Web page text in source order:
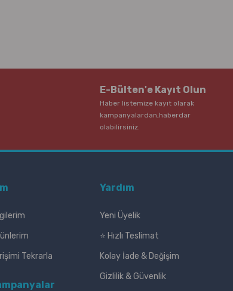
E-Bülten'e Kayıt Olun
Haber listemize kayıt olarak
kampanyalardan,haberdar
olabilirsiniz.
Tekrarla
Yardım
Yeni Üyelik
⭐ Hızlı Teslimat
Kolay İade & Değişim
Gizlilik & Güvenlik